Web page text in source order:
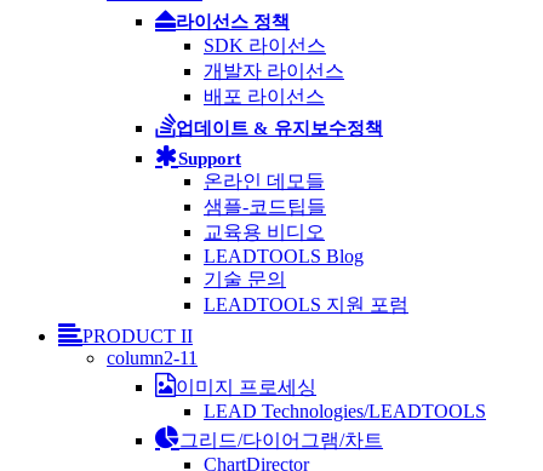
라이선스 정책
SDK 라이선스
개발자 라이선스
배포 라이선스
업데이트 & 유지보수정책
Support
온라인 데모들
샘플-코드팁들
교육용 비디오
LEADTOOLS Blog
기술 문의
LEADTOOLS 지원 포럼
PRODUCT II
column2-11
이미지 프로세싱
LEAD Technologies/LEADTOOLS
그리드/다이어그램/차트
ChartDirector